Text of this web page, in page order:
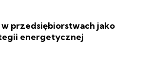
przedsiębiorstwach jako
energetycznej